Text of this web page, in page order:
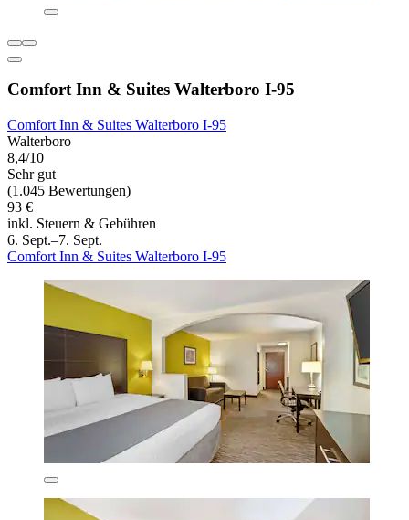
Comfort Inn & Suites Walterboro I-95
Comfort Inn & Suites Walterboro I-95
Walterboro
8,4/10
Sehr gut
(1.045 Bewertungen)
93 €
inkl. Steuern & Gebühren
6. Sept.–7. Sept.
Comfort Inn & Suites Walterboro I-95